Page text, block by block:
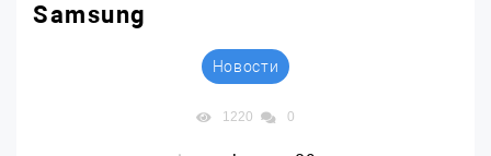
Samsung
Новости
1220 0